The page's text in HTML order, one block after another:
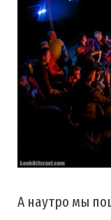
А наутро мы